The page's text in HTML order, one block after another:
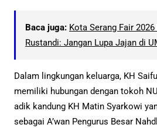
Baca juga: Kota Serang Fair
Rustandi: Jangan Lupa Jajan di
Dalam lingkungan keluarga, KH
memiliki hubungan dengan tokoh
adik kandung KH Matin Syarkowi
sebagai A’wan Pengurus Besar